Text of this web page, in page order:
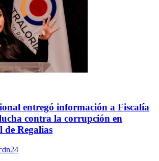
entregó información a Fiscalía
contra la corrupción en
de Regalías